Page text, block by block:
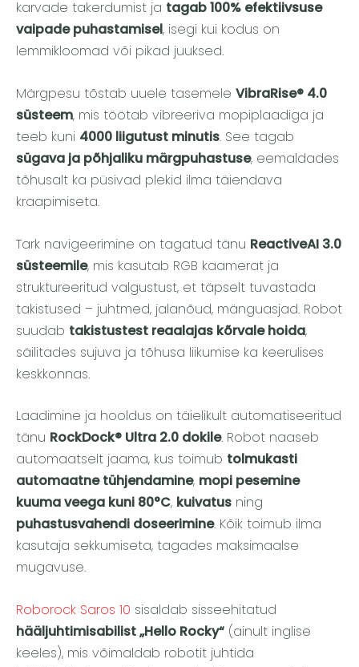
karvade takerdumist ja tagab 100% efektiivsuse
vaipade puhastamisel, isegi kui kodus on
lemmikloomad või pikad juuksed.
Märgpesu tõstab uuele tasemele VibraRise® 4.0
süsteem, mis töötab vibreeriva mopiplaadiga ja
teeb kuni 4000 liigutust minutis. See tagab
sügava ja põhjaliku märgpuhastuse, eemaldades
tõhusalt ka püsivad plekid ilma täiendava
kraapimiseta.
Tark navigeerimine on tagatud tänu ReactiveAI 3.0
süsteemile, mis kasutab RGB kaamerat ja
struktureeritud valgustust, et täpselt tuvastada
takistused – juhtmed, jalanõud, mänguasjad. Robot
suudab takistustest reaalajas kõrvale hoida,
säilitades sujuva ja tõhusa liikumise ka keerulises
keskkonnas.
Laadimine ja hooldus on täielikult automatiseeritud
tänu RockDock® Ultra 2.0 dokile. Robot naaseb
automaatselt jaama, kus toimub tolmukasti
automaatne tühjendamine, mopi pesemine
kuuma veega kuni 80°C, kuivatus ning
puhastusvahendi doseerimine. Kõik toimub ilma
kasutaja sekkumiseta, tagades maksimaalse
mugavuse.
Roborock Saros 10 sisaldab sisseehitatud
hääljuhtimisabilist „Hello Rocky“ (ainult inglise
keeles), mis võimaldab robotit juhtida